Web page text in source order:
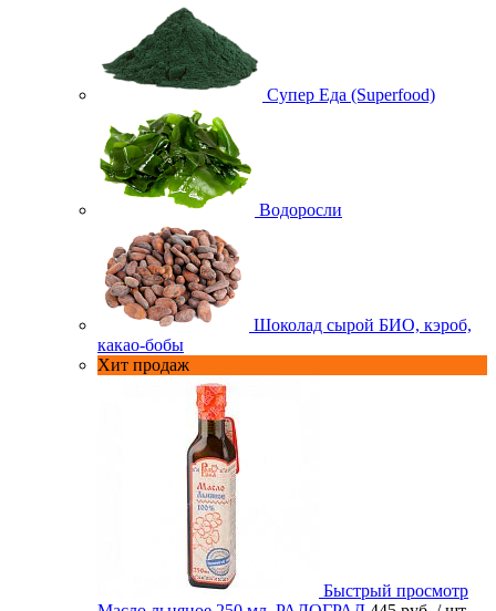
Супер Еда (Superfood)
Водоросли
Шоколад сырой БИО, кэроб,
какао-бобы
Хит продаж
Быстрый просмотр